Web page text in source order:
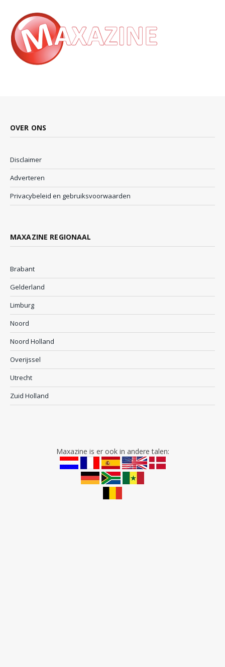
OVER ONS
Disclaimer
Adverteren
Privacybeleid en gebruiksvoorwaarden
MAXAZINE REGIONAAL
Brabant
Gelderland
Limburg
Noord
Noord Holland
Overijssel
Utrecht
Zuid Holland
Maxazine is er ook in andere talen: